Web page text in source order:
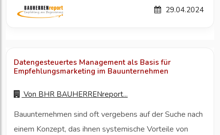
29.04.2024
Datengesteuertes Management als Basis für
Empfehlungsmarketing im Bauunternehmen
Von BHR BAUHERRENreport...
Bauunternehmen sind oft vergebens auf der Suche nach
einem Konzept, das ihnen systemische Vorteile von